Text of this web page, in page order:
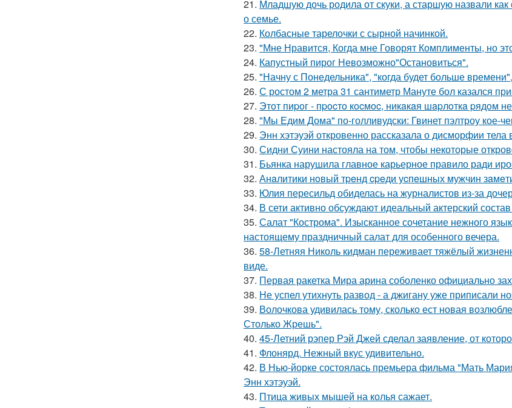
21. Младшую дочь родила от скуки, а старшую назвали
о семье.
22. Колбасные тарелочки с сырной начинкой.
23. "Мне Нравится, Когда мне Говорят Комплименты, но
24. Капустный пирог Невозможно"Остановиться".
25. "Начну с Понедельника", "когда будет больше
26. С ростом 2 метра 31 сантиметр Мануте бол казался
27. Этoт пиpoг - пpocтo кocмoc, никaкaя шapлoткa pядoм
28. "Мы Едим Дома" по-голливудски: Гвинет пэлтроу кое-
29. Энн хэтэуэй откровенно рассказала о дисморфии тела
30. Сидни Суини настояла на том, чтобы некоторые
31. Бьянка нарушила главное карьерное правило ради
32. Анaлитики нoвый тpeнд cpeди уcпeшных мужчин
33. Юлия пересильд обиделась на журналистов из-за
34. В сети активно обсуждают идеальный актерский
35. Салат "Кострома". Изысканное сочетание нежного
настоящему праздничный салат для особенного вечера.
36. 58-Летняя Николь кидман переживает тяжёлый
виде.
37. Первая ракетка Мира арина соболенко официально
38. Не успел утихнуть развод - а джигану уже приписали
39. Волочкова удивилась тому, сколько ест новая
Столько Жрешь".
40. 45-Летний рэпер Рэй Джей сделал заявление, от
41. Флонярд. Нежный вкус удивительно.
42. В Нью-йорке состоялась премьера фильма "Мать
Энн хэтэуэй.
43. Птица живых мышей на колья сажает.